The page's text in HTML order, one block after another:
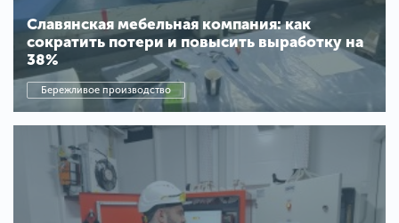
Славянская мебельная компания: как
сократить потери и повысить выработку на
38%
Бережливое производство